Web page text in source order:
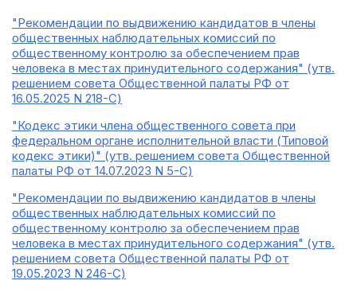
"Рекомендации по выдвижению кандидатов в члены
общественных наблюдательных комиссий по
общественному контролю за обеспечением прав
человека в местах принудительного содержания" (утв.
решением совета Общественной палаты РФ от
16.05.2025 N 218-С)
"Кодекс этики члена общественного совета при
федеральном органе исполнительной власти (Типовой
кодекс этики)" (утв. решением совета Общественной
палаты РФ от 14.07.2023 N 5-С)
"Рекомендации по выдвижению кандидатов в члены
общественных наблюдательных комиссий по
общественному контролю за обеспечением прав
человека в местах принудительного содержания" (утв.
решением совета Общественной палаты РФ от
19.05.2023 N 246-С)